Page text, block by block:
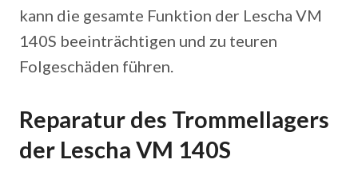
kann die gesamte Funktion der Lescha VM
140S beeinträchtigen und zu teuren
Folgeschäden führen.
Reparatur des Trommellagers
der Lescha VM 140S